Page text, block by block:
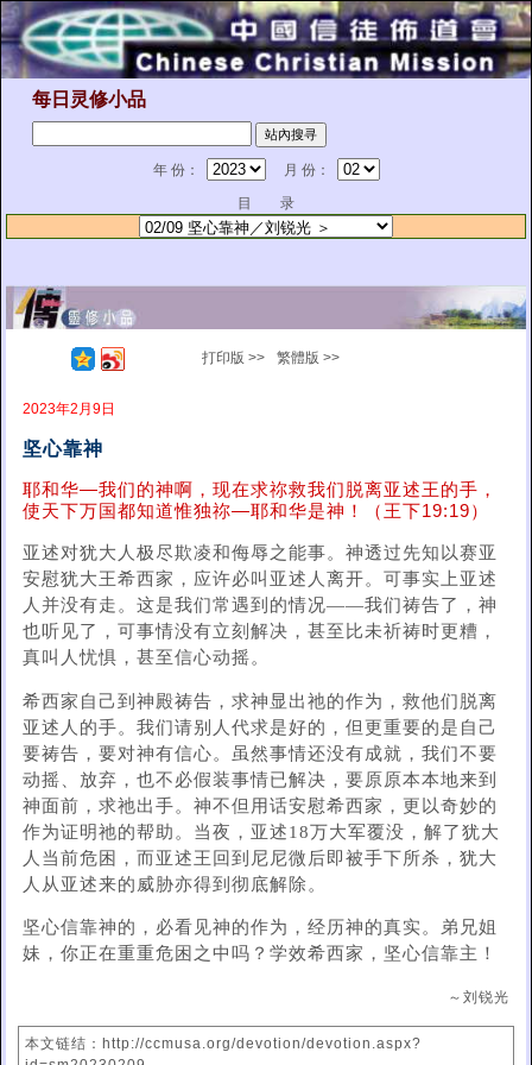
每日灵修小品
年 份：
月 份：
目 录
打印版 >> 繁體版 >>
2023年2月9日
坚心靠神
耶和华—我们的神啊，现在求祢救我们脱离亚述王的手，
使天下万国都知道惟独祢—耶和华是神！（王下19:19）
亚述对犹大人极尽欺凌和侮辱之能事。神透过先知以赛亚
安慰犹大王希西家，应许必叫亚述人离开。可事实上亚述
人并没有走。这是我们常遇到的情况——我们祷告了，神
也听见了，可事情没有立刻解决，甚至比未祈祷时更糟，
真叫人忧惧，甚至信心动摇。
希西家自己到神殿祷告，求神显出祂的作为，救他们脱离
亚述人的手。我们请别人代求是好的，但更重要的是自己
要祷告，要对神有信心。虽然事情还没有成就，我们不要
动摇、放弃，也不必假装事情已解决，要原原本本地来到
神面前，求祂出手。神不但用话安慰希西家，更以奇妙的
作为证明祂的帮助。当夜，亚述18万大军覆没，解了犹大
人当前危困，而亚述王回到尼尼微后即被手下所杀，犹大
人从亚述来的威胁亦得到彻底解除。
坚心信靠神的，必看见神的作为，经历神的真实。弟兄姐
妹，你正在重重危困之中吗？学效希西家，坚心信靠主！
～刘锐光
本文链结：http://ccmusa.org/devotion/devotion.aspx?